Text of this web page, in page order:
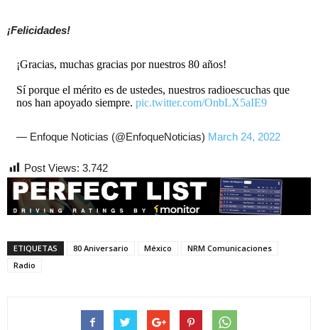
¡Felicidades!
¡Gracias, muchas gracias por nuestros 80 años!
Sí porque el mérito es de ustedes, nuestros radioescuchas que
nos han apoyado siempre. pic.twitter.com/OnbLX5aIE9
— Enfoque Noticias (@EnfoqueNoticias) March 24, 2022
Post Views: 3.742
ETIQUETAS 80 Aniversario México
NRM Comunicaciones
Radio